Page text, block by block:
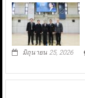
มิถุนายน 25, 2026